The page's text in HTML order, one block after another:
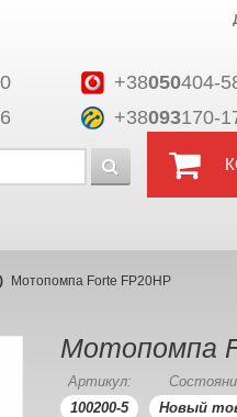
+38050404-
+38093170-
Мотопомпа Forte FP20HP
Мотопомпа
Артикул:
100200-5
Новый